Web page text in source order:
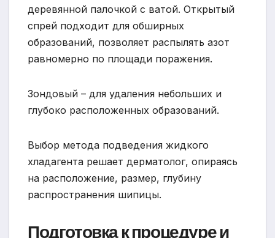
деревянной палочкой с ватой. Открытый
спрей подходит для обширных
образований, позволяет распылять азот
равномерно по площади поражения.
Зондовый – для удаления небольших и
глубоко расположенных образований.
Выбор метода подведения жидкого
хладагента решает дерматолог, опираясь
на расположение, размер, глубину
распространения шипицы.
Подготовка к процедуре и